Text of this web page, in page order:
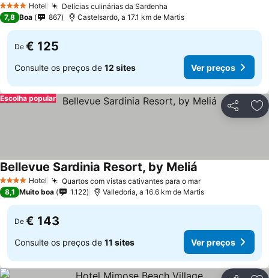
4 EstrelasHotel Delícias culinárias da Sardenha
7,8 Boa 867 Castelsardo, a 17.1 km de Martis
De € 125
Consulte os preços de 12 sites Ver preços
Partilhar
Escolha popular
4 EstrelasHotel Quartos com vistas cativantes para o mar
Bellevue Sardinia Resort, by Meliá
8,1 Muito boa 1.122 Valledoria, a 16.6 km de Martis
De € 143
Consulte os preços de 11 sites Ver preços